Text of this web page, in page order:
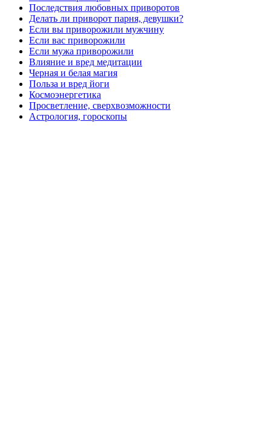
Последствия любовных приворотов
Делать ли приворот парня, девушки?
Если вы приворожили мужчину
Если вас приворожили
Если мужа приворожили
Влияние и вред медитации
Черная и белая магия
Польза и вред йоги
Космоэнергетика
Просветление, сверхвозможности
Астрология, гороскопы